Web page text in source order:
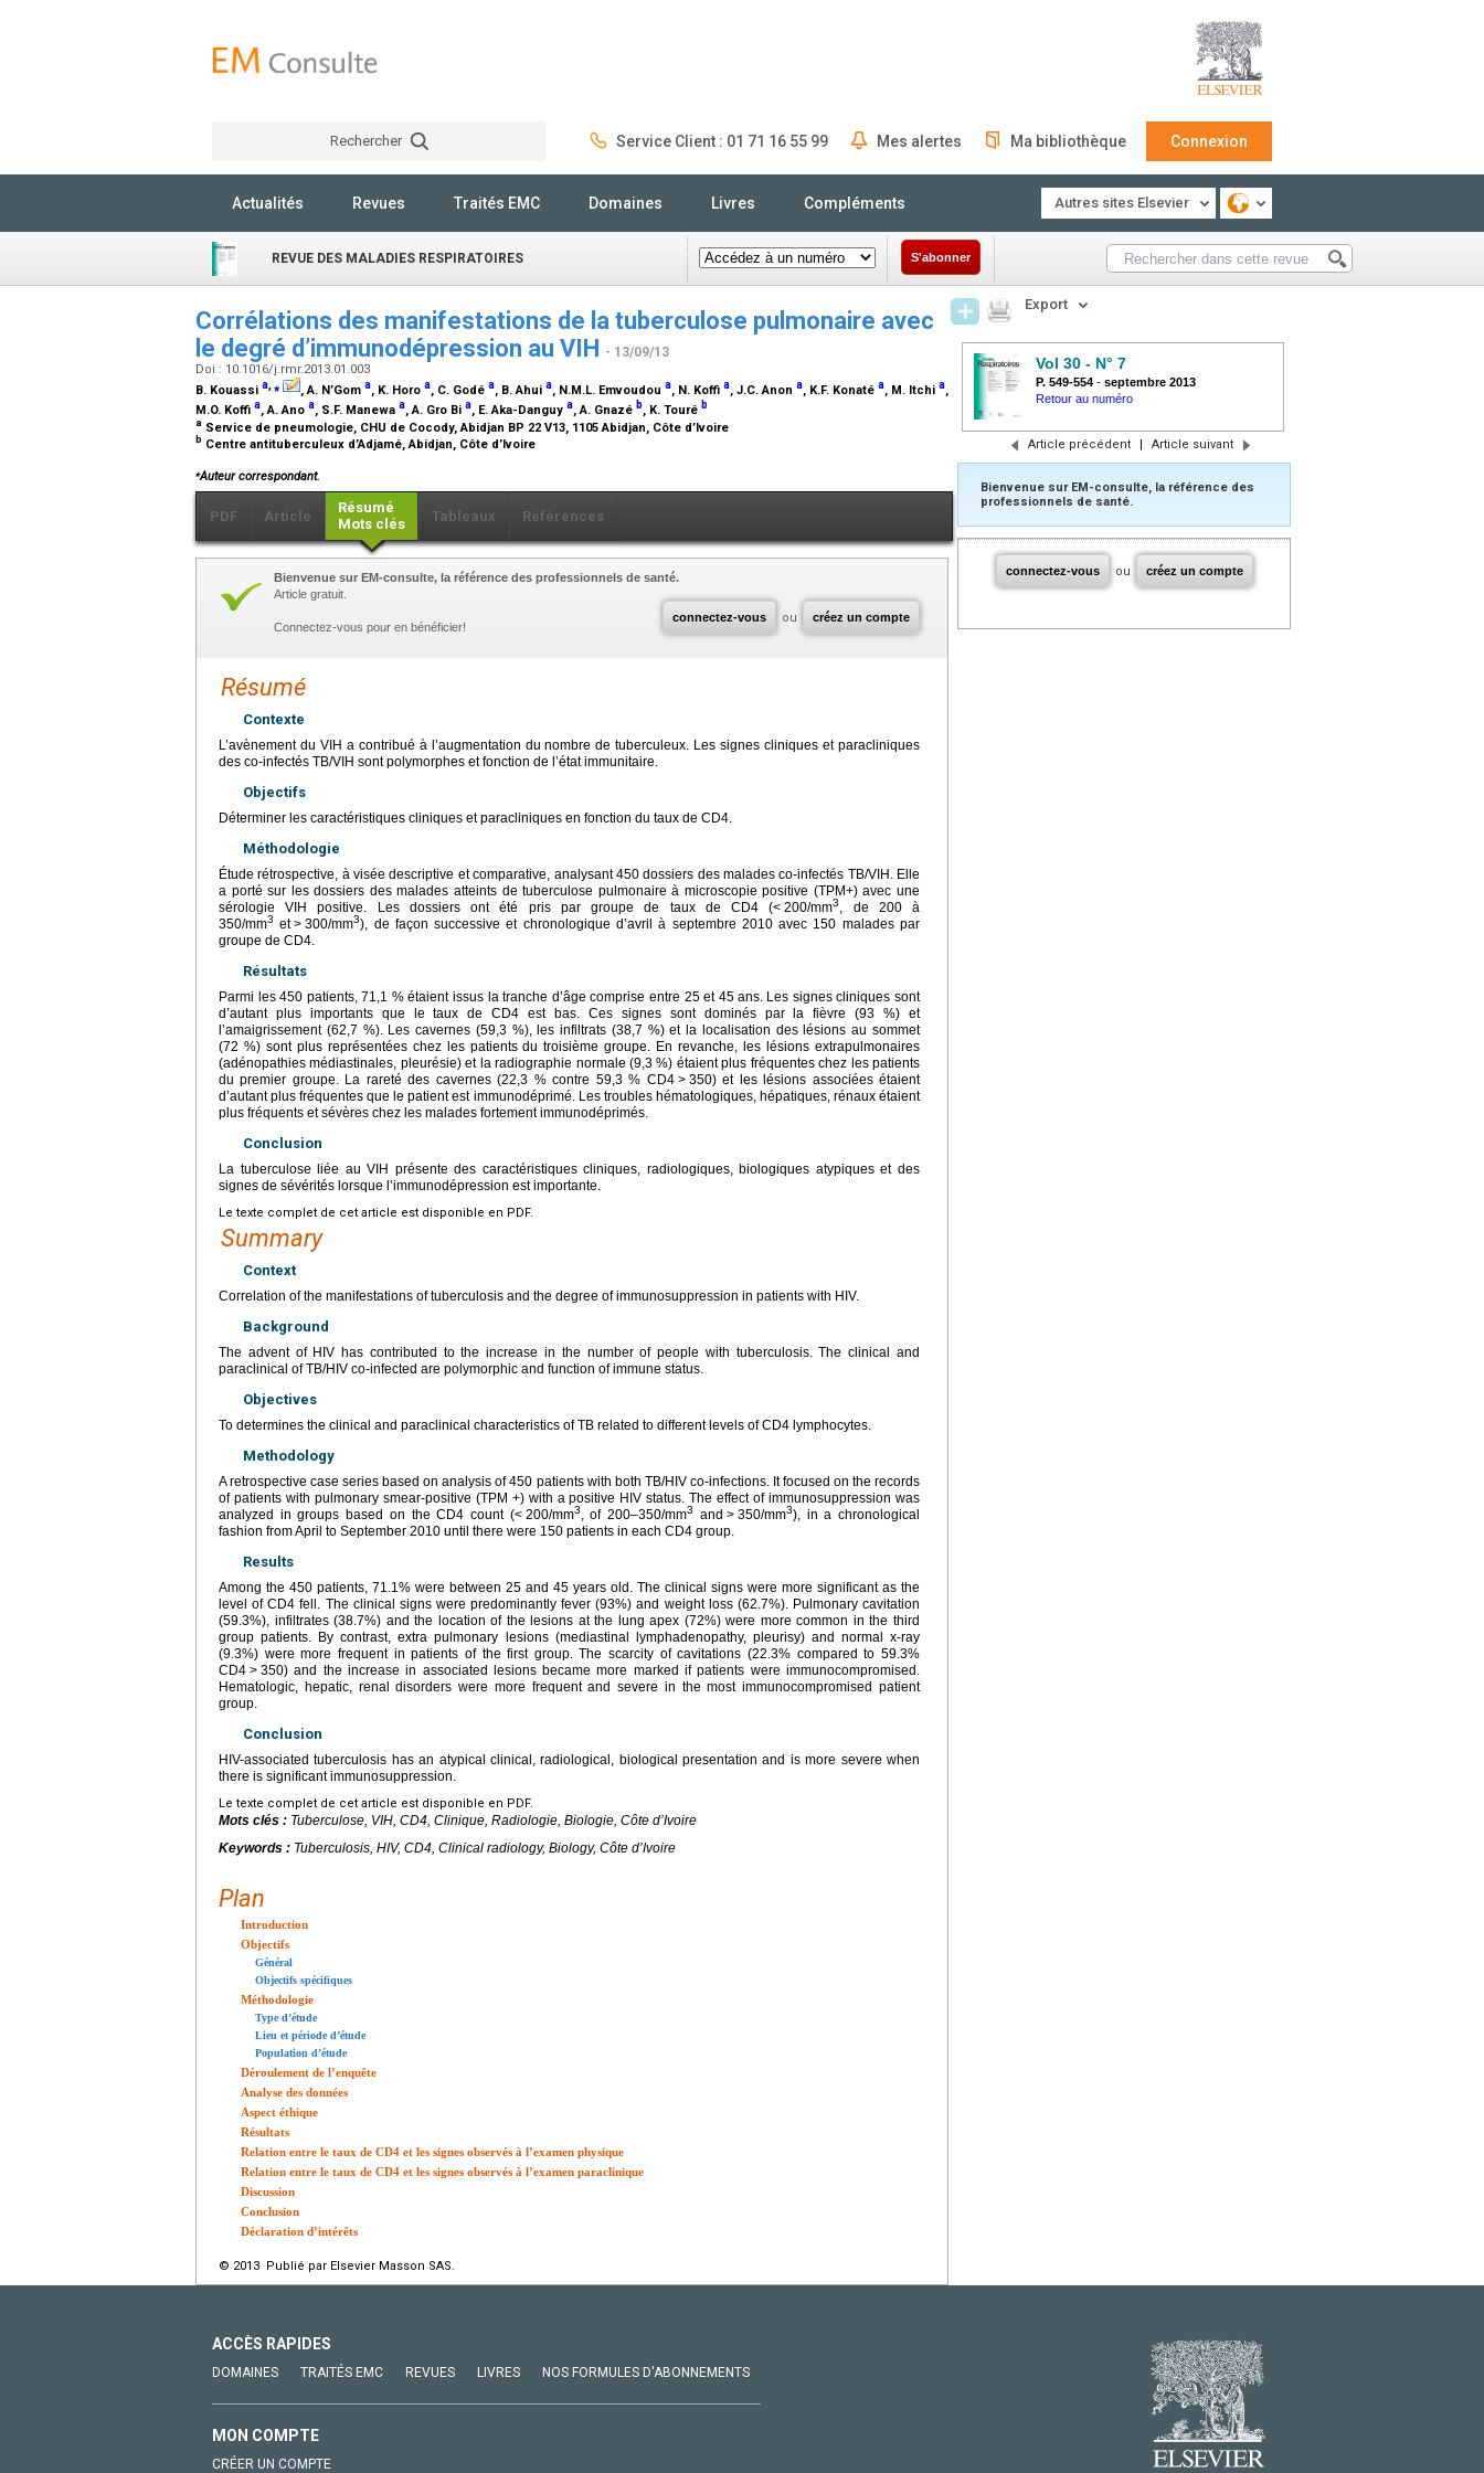
Rechercher Service Client : 01 71 16 55 99 Mes alertes Ma bibliothèque Connexion
Actualités Revues Traités EMC Domaines Livres Compléments Autres sites Elsevier
REVUE DES MALADIES RESPIRATOIRES S'abonner
Corrélations des manifestations de la tuberculose pulmonaire avec
le degré d’immunodépression au VIH - 13/09/13
Doi : 10.1016/j.rmr.2013.01.003
B. Kouassi a,⁎ , A. N’Gom a, K. Horo a, C. Godé a, B. Ahui a, N.M.L. Emvoudou a, N. Koffi a, J.C. Anon a, K.F. Konaté a, M. Itchi a,
M.O. Koffi a, A. Ano a, S.F. Manewa a, A. Gro Bi a, E. Aka-Danguy a, A. Gnazé b, K. Touré b
a Service de pneumologie, CHU de Cocody, Abidjan BP 22 V13, 1105 Abidjan, Côte d’Ivoire
b Centre antituberculeux d’Adjamé, Abidjan, Côte d’Ivoire
⁎Auteur correspondant.
PDF Article
Résumé
Mots clés
Tableaux Références
connectez-vous ou créez un compte
Bienvenue sur EM-consulte, la référence des professionnels de santé.
Article gratuit.
Connectez-vous pour en bénéficier!
Résumé
Contexte
L’avènement du VIH a contribué à l’augmentation du nombre de tuberculeux. Les signes cliniques et paracliniques
des co-infectés TB/VIH sont polymorphes et fonction de l’état immunitaire.
Objectifs
Déterminer les caractéristiques cliniques et paracliniques en fonction du taux de CD4.
Méthodologie
Étude rétrospective, à visée descriptive et comparative, analysant 450 dossiers des malades co-infectés TB/VIH. Elle
a porté sur les dossiers des malades atteints de tuberculose pulmonaire à microscopie positive (TPM+) avec une
sérologie VIH positive. Les dossiers ont été pris par groupe de taux de CD4 (< 200/mm3
, de 200 à
350/mm3 et > 300/mm3), de façon successive et chronologique d’avril à septembre 2010 avec 150 malades par
groupe de CD4.
Résultats
Parmi les 450 patients, 71,1 % étaient issus la tranche d’âge comprise entre 25 et 45 ans. Les signes cliniques sont
d’autant plus importants que le taux de CD4 est bas. Ces signes sont dominés par la fièvre (93 %) et
l’amaigrissement (62,7 %). Les cavernes (59,3 %), les infiltrats (38,7 %) et la localisation des lésions au sommet
(72 %) sont plus représentées chez les patients du troisième groupe. En revanche, les lésions extrapulmonaires
(adénopathies médiastinales, pleurésie) et la radiographie normale (9,3 %) étaient plus fréquentes chez les patients
du premier groupe. La rareté des cavernes (22,3 % contre 59,3 % CD4 > 350) et les lésions associées étaient
d’autant plus fréquentes que le patient est immunodéprimé. Les troubles hématologiques, hépatiques, rénaux étaient
plus fréquents et sévères chez les malades fortement immunodéprimés.
Conclusion
La tuberculose liée au VIH présente des caractéristiques cliniques, radiologiques, biologiques atypiques et des
signes de sévérités lorsque l’immunodépression est importante.
Le texte complet de cet article est disponible en PDF.
Summary
Context
Correlation of the manifestations of tuberculosis and the degree of immunosuppression in patients with HIV.
Background
The advent of HIV has contributed to the increase in the number of people with tuberculosis. The clinical and
paraclinical of TB/HIV co-infected are polymorphic and function of immune status.
Objectives
To determines the clinical and paraclinical characteristics of TB related to different levels of CD4 lymphocytes.
Methodology
A retrospective case series based on analysis of 450 patients with both TB/HIV co-infections. It focused on the records
of patients with pulmonary smear-positive (TPM +) with a positive HIV status. The effect of immunosuppression was
analyzed in groups based on the CD4 count (< 200/mm3 , of 200–350/mm3 and > 350/mm3), in a chronological
fashion from April to September 2010 until there were 150 patients in each CD4 group.
Results
Among the 450 patients, 71.1% were between 25 and 45 years old. The clinical signs were more significant as the
level of CD4 fell. The clinical signs were predominantly fever (93%) and weight loss (62.7%). Pulmonary cavitation
(59.3%), infiltrates (38.7%) and the location of the lesions at the lung apex (72%) were more common in the third
group patients. By contrast, extra pulmonary lesions (mediastinal lymphadenopathy, pleurisy) and normal x-ray
(9.3%) were more frequent in patients of the first group. The scarcity of cavitations (22.3% compared to 59.3%
CD4 > 350) and the increase in associated lesions became more marked if patients were immunocompromised.
Hematologic, hepatic, renal disorders were more frequent and severe in the most immunocompromised patient
group.
Conclusion
HIV-associated tuberculosis has an atypical clinical, radiological, biological presentation and is more severe when
there is significant immunosuppression.
Le texte complet de cet article est disponible en PDF.
Mots clés : Tuberculose, VIH, CD4, Clinique, Radiologie, Biologie, Côte d’Ivoire
Keywords : Tuberculosis, HIV, CD4, Clinical radiology, Biology, Côte d’Ivoire
Plan
Introduction
Objectifs
Général
Objectifs spécifiques
Méthodologie
Type d’étude
Lieu et période d’étude
Population d’étude
Déroulement de l’enquête
Analyse des données
Aspect éthique
Résultats
Relation entre le taux de CD4 et les signes observés à l’examen physique
Relation entre le taux de CD4 et les signes observés à l’examen paraclinique
Discussion
Conclusion
Déclaration d’intérêts
© 2013 Publié par Elsevier Masson SAS.
Export
Vol 30 - N° 7
P. 549-554 - septembre 2013
Retour au numéro
Article précédent | Article suivant
Bienvenue sur EM-consulte, la référence des
professionnels de santé.
connectez-vous ou créez un compte
ACCÈS RAPIDES
DOMAINES TRAITÉS EMC REVUES LIVRES NOS FORMULES D'ABONNEMENTS
MON COMPTE
CRÉER UN COMPTE